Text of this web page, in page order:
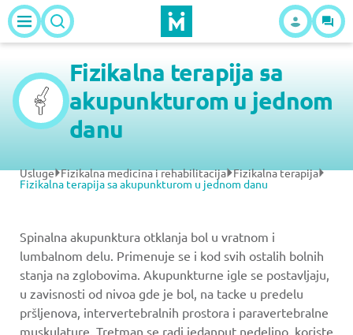
Fizikalna terapija sa
akupunkturom u jednom
danu
Usluge Fizikalna medicina i rehabilitacija Fizikalna terapija
Fizikalna terapija sa akupunkturom u jednom danu
Spinalna akupunktura otklanja bol u vratnom i
lumbalnom delu. Primenuje se i kod svih ostalih bolnih
stanja na zglobovima. Akupunkturne igle se postavljaju,
u zavisnosti od nivoa gde je bol, na tacke u predelu
pršljenova, intervertebralnih prostora i paravertebralne
muskulature. Tretman se radi jedanput nedeljno, koriste